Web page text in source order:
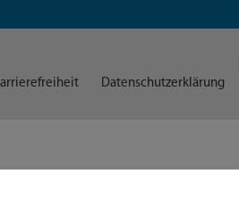
Datenschutzerklärung